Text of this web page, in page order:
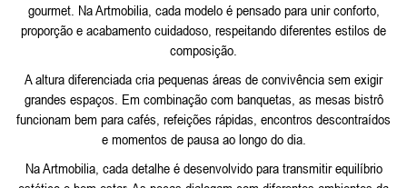
gourmet. Na Artmobilia, cada modelo é pensado para unir conforto,
proporção e acabamento cuidadoso, respeitando diferentes estilos de
composição.
A altura diferenciada cria pequenas áreas de convivência sem exigir
grandes espaços. Em combinação com banquetas, as mesas bistrô
funcionam bem para cafés, refeições rápidas, encontros descontraídos
e momentos de pausa ao longo do dia.
Na Artmobilia, cada detalhe é desenvolvido para transmitir equilíbrio